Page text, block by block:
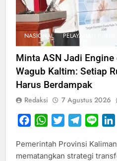
NASIONAL PELAYANAN PUBLIK
Minta ASN Jadi
Wagub Kaltim: Setiap
Harus Berdampak
Redaksi 7 Agustus 2026
FacebookWhatsApp
TwitterTelegram
Line
Pemerintah Provinsi
mematangkan strategi